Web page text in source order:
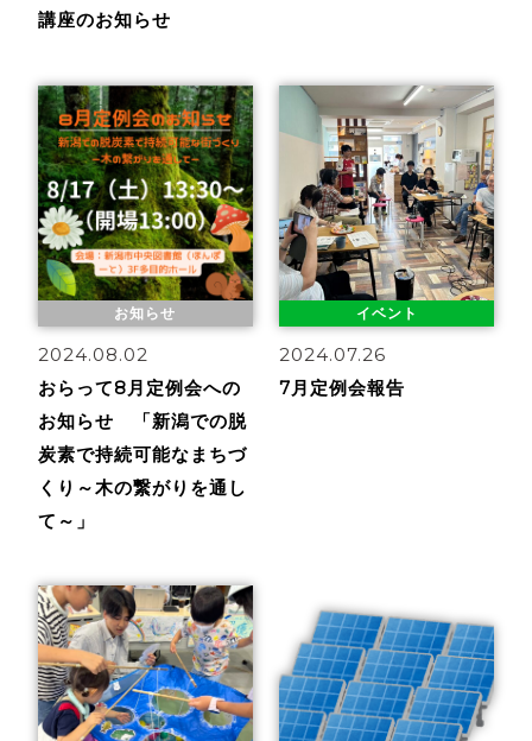
講座のお知らせ
お知らせ
2024.08.02
おらって8月定例会への
お知らせ 「新潟での脱
炭素で持続可能なまちづ
くり～木の繋がりを通し
て～」
イベント
2024.07.26
7月定例会報告